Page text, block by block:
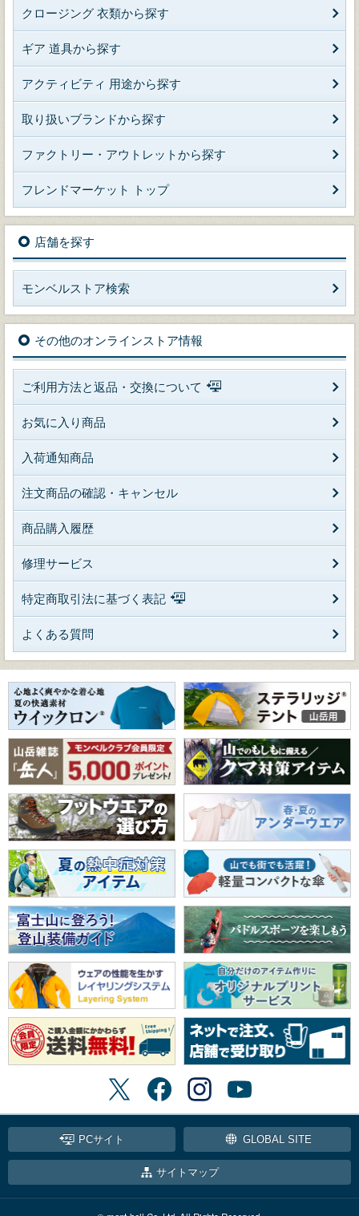
クロージング 衣類から探す
ギア 道具から探す
アクティビティ 用途から探す
取り扱いブランドから探す
ファクトリー・アウトレットから探す
フレンドマーケット トップ
店舗を探す
モンベルストア検索
その他のオンラインストア情報
ご利用方法と返品・交換について
お気に入り商品
入荷通知商品
注文商品の確認・キャンセル
商品購入履歴
修理サービス
特定商取引法に基づく表記
よくある質問
PCサイト GLOBAL SITE
サイトマップ